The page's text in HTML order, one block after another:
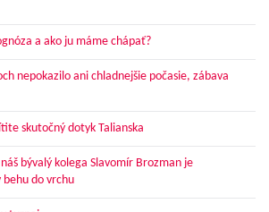
a ako ju máme chápať?
nepokazilo ani chladnejšie počasie, zábava
skutočný dotyk Talianska
bývalý kolega Slavomír Brozman je
do vrchu